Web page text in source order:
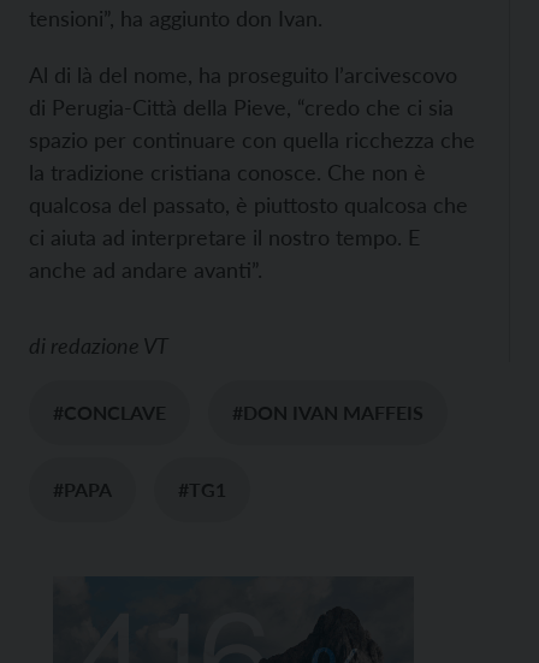
tensioni”, ha aggiunto don Ivan.
Al di là del nome, ha proseguito l’arcivescovo
di Perugia-Città della Pieve, “credo che ci sia
spazio per continuare con quella ricchezza che
la tradizione cristiana conosce. Che non è
qualcosa del passato, è piuttosto qualcosa che
ci aiuta ad interpretare il nostro tempo. E
anche ad andare avanti”.
di redazione VT
#CONCLAVE #DON IVAN MAFFEIS
#PAPA #TG1